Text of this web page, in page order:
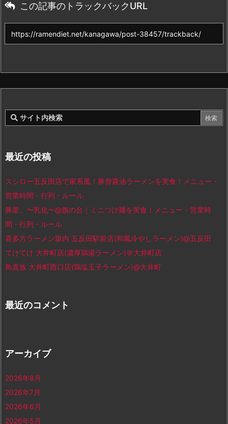
この記事のトラックバックURL
最近の投稿
スシロー五反田店で家系風！豚骨醤油ラーメンを実食！メニュー・
営業時間・行列・ルール
豚星。〜乳化〜@旗の台｜ミニつけ麺を実食！メニュー・営業時
間・行列・ルール
喜多方ラーメン坂内 五反田駅前店(和風冷やしラーメン)@五反田
てけてけ 大井町店(濃厚鶏湯ラーメン)＠大井町店
鳥貴族 大井町西口店(鶏塩玉子ラーメン)@大井町
最近のコメント
アーカイブ
2026年8月
2026年7月
2026年6月
2026年5月